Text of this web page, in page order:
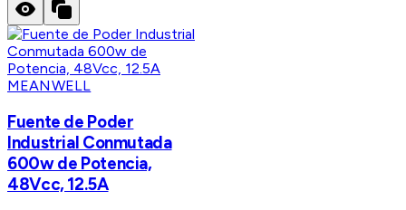
MEANWELL
Fuente de Poder
Industrial Conmutada
600w de Potencia,
48Vcc, 12.5A